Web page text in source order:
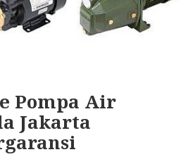
Pompa Air
Jakarta